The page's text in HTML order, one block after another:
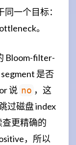
一个目标：
。
Bloom-filter-
是否
说 no ，这
过磁盘 index
查更精确的
，所以